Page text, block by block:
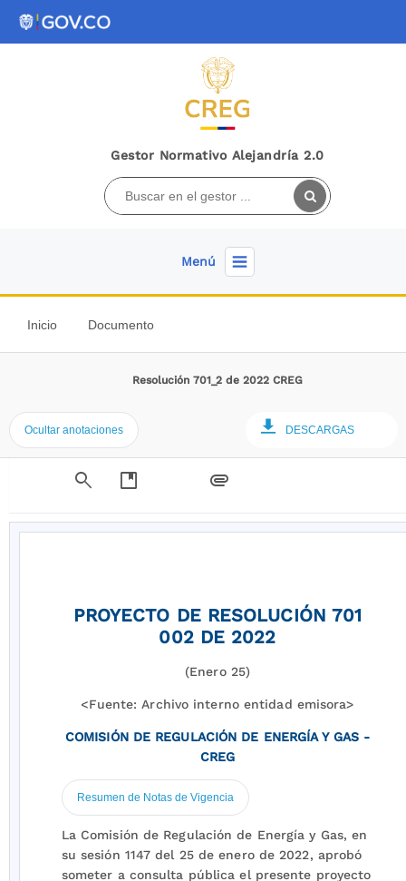
Gestor Normativo Alejandría 2.0
Menú
Inicio Documento
Resolución 701_2 de 2022 CREG
Ocultar anotaciones DESCARGAS
search developer_guide attachment
PROYECTO DE RESOLUCIÓN 701
002 DE 2022
(Enero 25)
<Fuente: Archivo interno entidad emisora>
COMISIÓN DE REGULACIÓN DE ENERGÍA Y GAS -
CREG
Resumen de Notas de Vigencia
La Comisión de Regulación de Energía y Gas, en
su sesión 1147 del 25 de enero de 2022, aprobó
someter a consulta pública el presente proyecto